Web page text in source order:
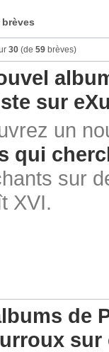
30 (de 59 brèves)
sur
un
qui
sur
XVI.
de
sur